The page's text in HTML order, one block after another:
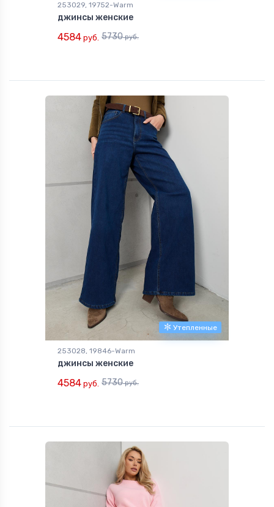
253029, 19752-Warm
джинсы женские
4584 руб. 5730руб.
Утепленные
253028, 19846-Warm
джинсы женские
4584 руб. 5730руб.